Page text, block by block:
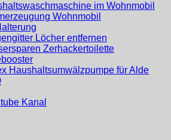
im Wohnmobil
Wohnmobil
Löcher entfernen
Zerhackertoilette
Haushaltsumwälzpumpe für Alde
Kanal